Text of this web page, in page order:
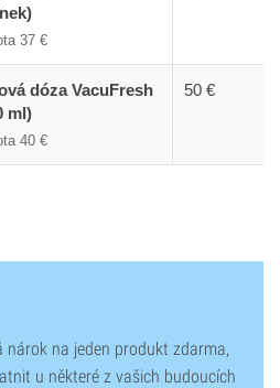
37 €
dóza VacuFresh
ml)
40 €
50 €
nárok na jeden produkt zdarma,
u některé z vašich budoucích